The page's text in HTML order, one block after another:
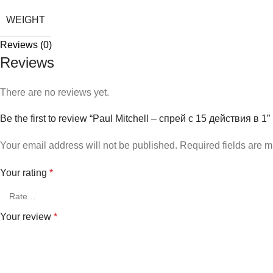
WEIGHT
Reviews (0)
Reviews
There are no reviews yet.
Be the first to review “Paul Mitchell – спрей с 15 действия в 1”
Your email address will not be published. Required fields are
Your rating *
Your review *